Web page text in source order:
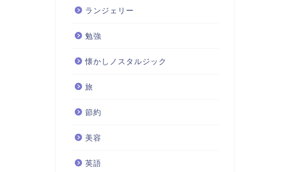
ランジェリー
勉強
懐かしノスタルジック
旅
節約
美容
英語